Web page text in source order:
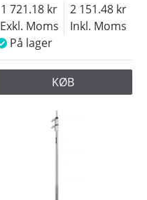
Exkl. Moms
1 721.18
Inkl. Moms
2 151.48
På lager
KØB